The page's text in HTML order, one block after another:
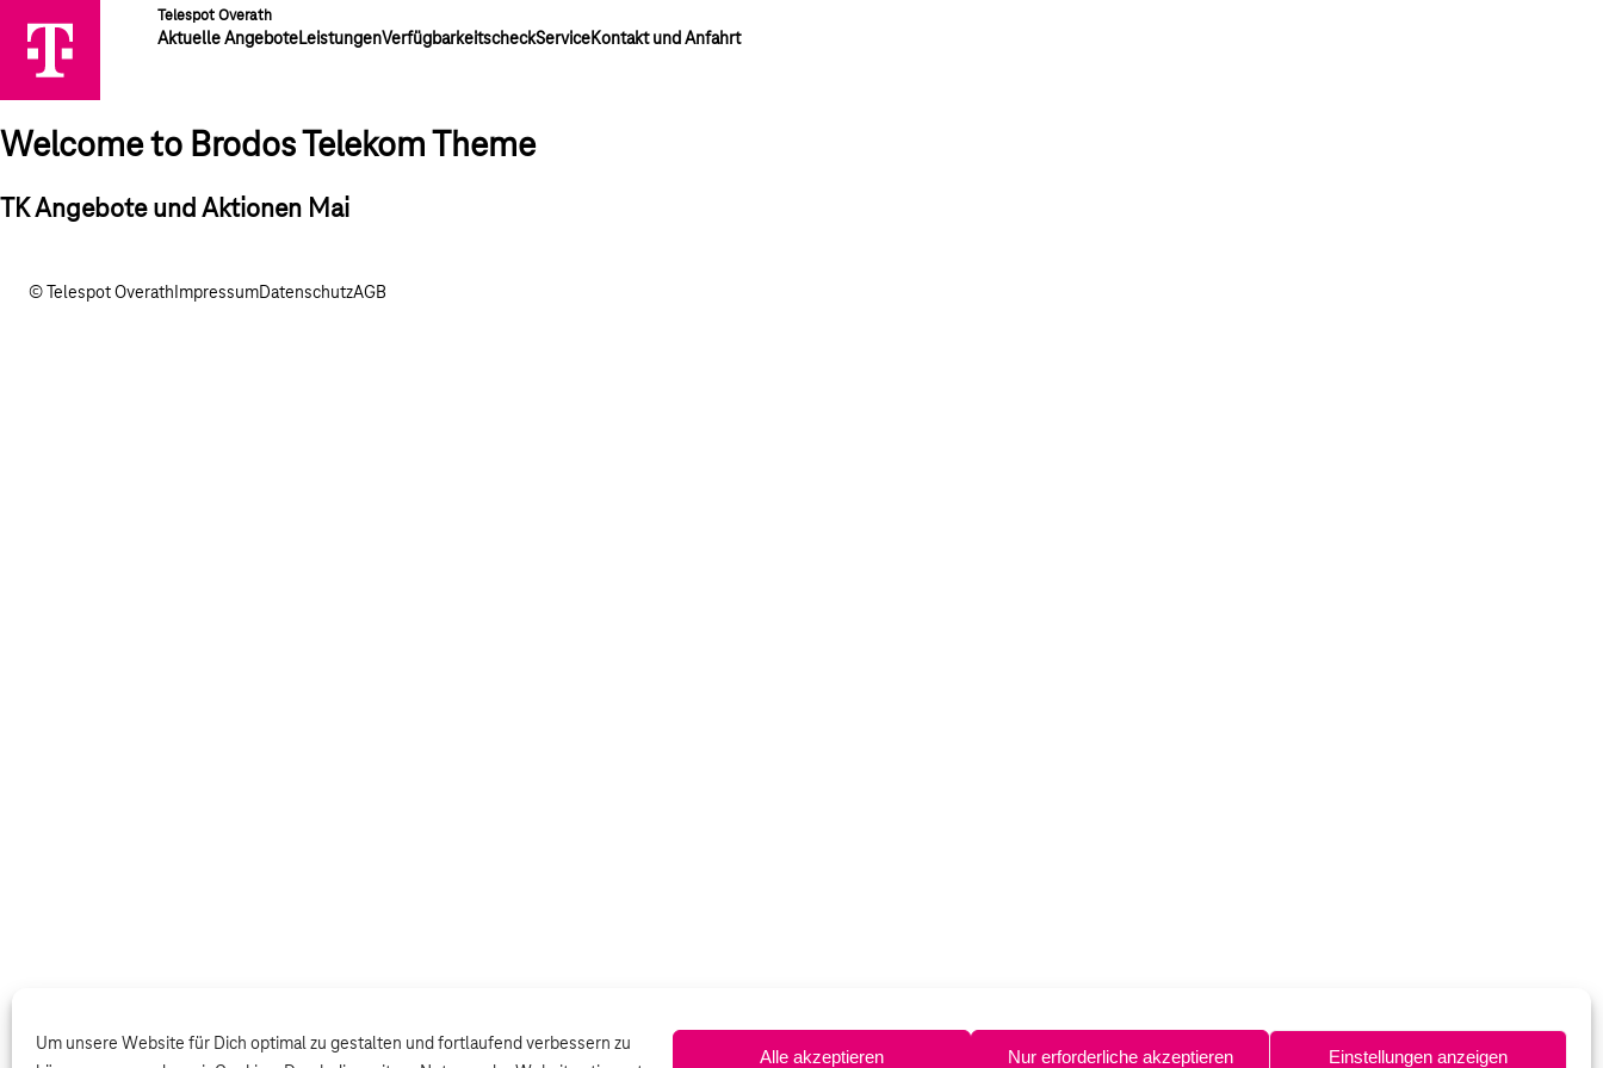
Um unsere Website für Dich optimal zu gestalten und fortlaufend verbessern zu
Alle akzeptieren Nur erforderliche akzeptieren Einstellungen anzeigen
Telespot Overath
Aktuelle AngeboteLeistungenVerfügbarkeitscheckServiceKontakt und Anfahrt
Welcome to Brodos Telekom Theme
TK Angebote und Aktionen Mai
© Telespot Overath ImpressumDatenschutzAGB